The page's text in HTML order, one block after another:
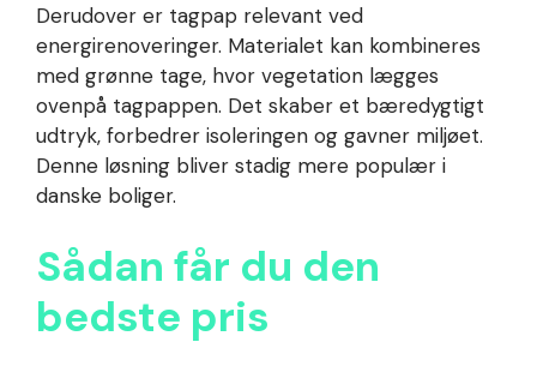
Derudover er tagpap relevant ved
energirenoveringer. Materialet kan kombineres
med grønne tage, hvor vegetation lægges
ovenpå tagpappen. Det skaber et bæredygtigt
udtryk, forbedrer isoleringen og gavner miljøet.
Denne løsning bliver stadig mere populær i
danske boliger.
Sådan får du den
bedste pris